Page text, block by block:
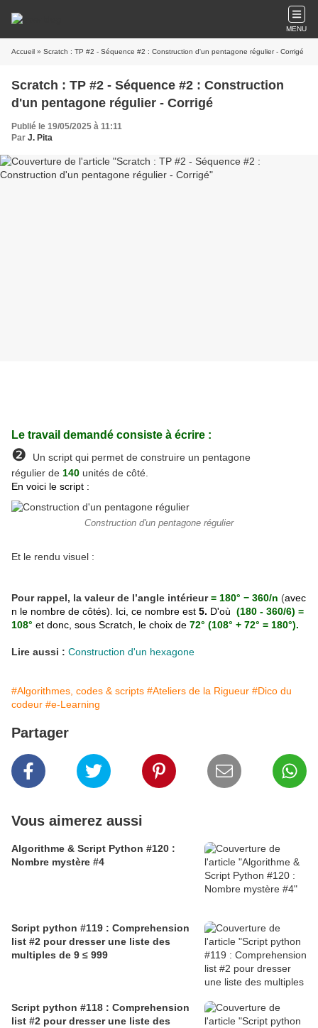
MENU
Accueil » Scratch : TP #2 - Séquence #2 : Construction d'un pentagone régulier - Corrigé
Scratch : TP #2 - Séquence #2 : Construction
d'un pentagone régulier - Corrigé
Publié le 19/05/2025 à 11:11
Par J. Pita
Le travail demandé consiste à écrire :
❷
Un script qui permet de construire un pentagone
régulier de 140 unités de côté.
En voici le script :
Construction d'un pentagone régulier
Et le rendu visuel :
Pour rappel, la valeur de l’angle intérieur= 180° − 360/n (avec
n le nombre de côtés). Ici, ce nombre est 5. D'où (180 - 360/6) =
108° et donc, sous Scratch, le choix de 72° (108° + 72° = 180°).
Lire aussi : Construction d'un hexagone
#Algorithmes, codes & scripts #Ateliers de la Rigueur #Dico du
codeur #e-Learning
Partager
Vous aimerez aussi
Algorithme & Script Python #120 :
Nombre mystère #4
Script python #119 : Comprehension
list #2 pour dresser une liste des
multiples de 9 ≤ 999
Script python #118 : Comprehension
list #2 pour dresser une liste des